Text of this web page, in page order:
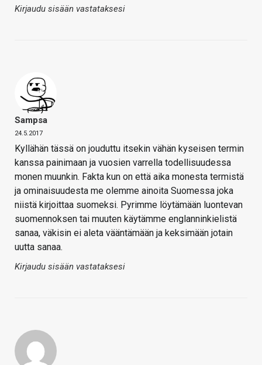
Kirjaudu sisään vastataksesi
Sampsa
24.5.2017
Kyllähän tässä on jouduttu itsekin vähän kyseisen termin
kanssa painimaan ja vuosien varrella todellisuudessa
monen muunkin. Fakta kun on että aika monesta termistä
ja ominaisuudesta me olemme ainoita Suomessa joka
niistä kirjoittaa suomeksi. Pyrimme löytämään luontevan
suomennoksen tai muuten käytämme englanninkielistä
sanaa, väkisin ei aleta vääntämään ja keksimään jotain
uutta sanaa.
Kirjaudu sisään vastataksesi